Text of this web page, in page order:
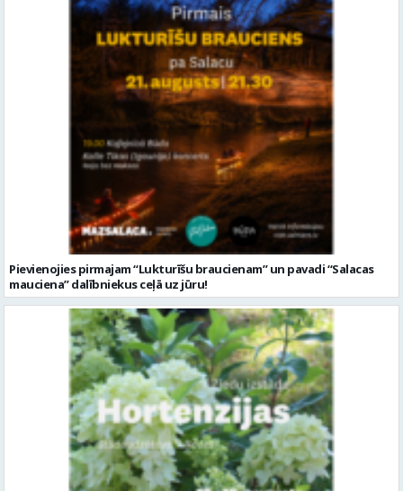
Pievienojies pirmajam “Lukturīšu braucienam” un pavadi “Salacas
mauciena” dalībniekus ceļā uz jūru!